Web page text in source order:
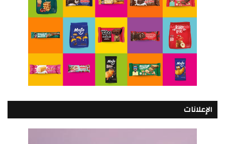
الإعلانات